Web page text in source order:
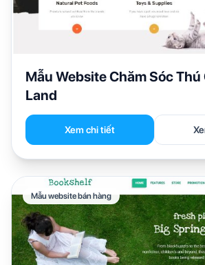
Mẫu Website Chăm Sóc
Land
Xem chi tiết
Mẫu website bán hàng